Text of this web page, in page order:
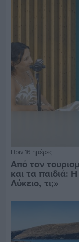
Πριν 16 ημέρες
Από τον
και τα παιδιά:
Λύκειο, τι;»